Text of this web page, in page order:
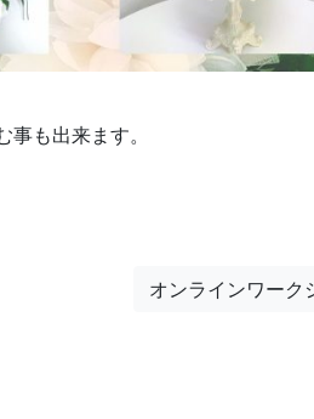
も出来ます。
オンラインワーク